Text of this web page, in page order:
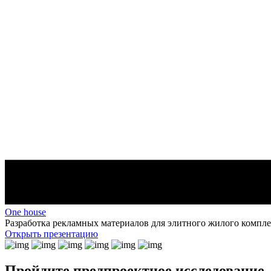
One house
Разработка рекламных материалов для элитного жилого
Открыть презентацию